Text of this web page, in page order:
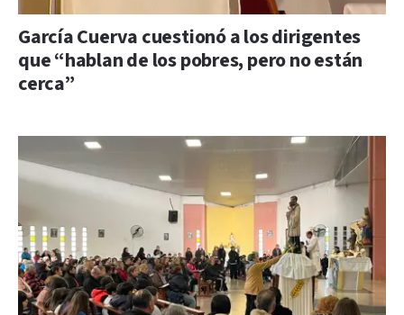
García Cuerva cuestionó a los dirigentes
que “hablan de los pobres, pero no están
cerca”